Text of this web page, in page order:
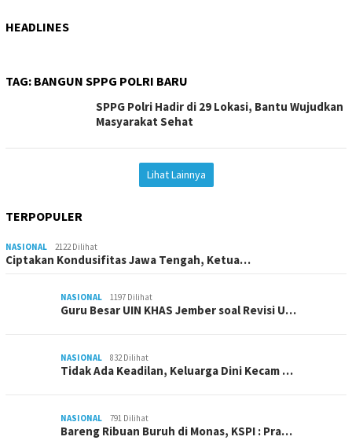
HEADLINES
TAG: BANGUN SPPG POLRI BARU
SPPG Polri Hadir di 29 Lokasi, Bantu Wujudkan
Masyarakat Sehat
Lihat Lainnya
TERPOPULER
NASIONAL 2122 Dilihat
Ciptakan Kondusifitas Jawa Tengah, Ketua…
NASIONAL 1197 Dilihat
Guru Besar UIN KHAS Jember soal Revisi U…
NASIONAL 832 Dilihat
Tidak Ada Keadilan, Keluarga Dini Kecam …
NASIONAL 791 Dilihat
Bareng Ribuan Buruh di Monas, KSPI : Pra…